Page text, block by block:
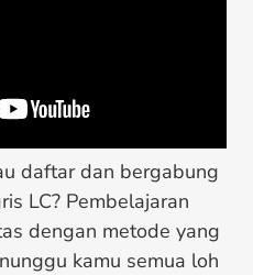
daftar dan bergabung
LC? Pembelajaran
dengan metode yang
kamu semua loh